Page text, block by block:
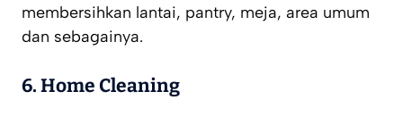
membersihkan lantai, pantry, meja, area umum
dan sebagainya.
6. Home Cleaning